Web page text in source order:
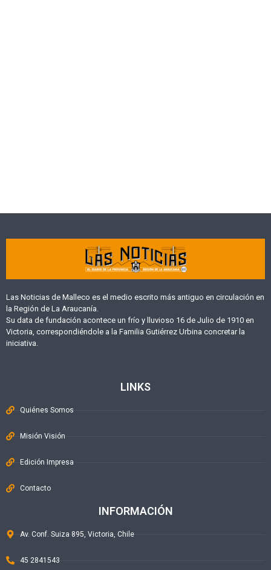
Las Noticias de Malleco es el medio escrito más antiguo en circulación en
la Región de La Araucanía.
Su data de fundación acontece un frío y lluvioso 16 de Julio de 1910 en
Victoria, correspondiéndole a la Familia Gutiérrez Urbina concretar la
iniciativa.
LINKS
Quiénes Somos
Misión Visión
Edición Impresa
Contacto
INFORMACIÓN
Av. Conf. Suiza 895, Victoria, Chile
45 2841543